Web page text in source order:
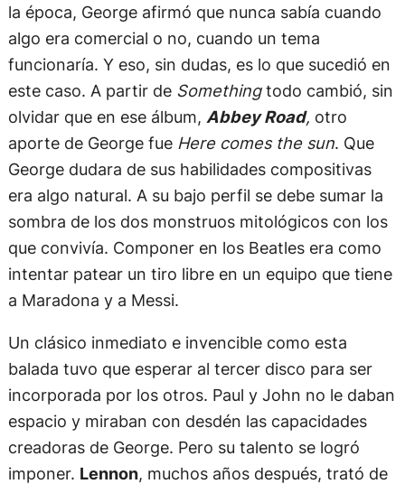
la época, George afirmó que nunca sabía cuando
algo era comercial o no, cuando un tema
funcionaría. Y eso, sin dudas, es lo que sucedió en
este caso. A partir de Somethingtodo cambió, sin
olvidar que en ese álbum, Abbey Road, otro
aporte de George fue Here comes the sun. Que
George dudara de sus habilidades compositivas
era algo natural. A su bajo perfil se debe sumar la
sombra de los dos monstruos mitológicos con los
que convivía. Componer en los Beatles era como
intentar patear un tiro libre en un equipo que tiene
a Maradona y a Messi.
Un clásico inmediato e invencible como esta
balada tuvo que esperar al tercer disco para ser
incorporada por los otros. Paul y John no le daban
espacio y miraban con desdén las capacidades
creadoras de George. Pero su talento se logró
imponer. Lennon, muchos años después, trató de